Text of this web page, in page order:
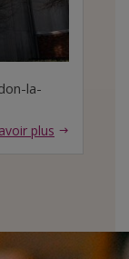
la-
plus